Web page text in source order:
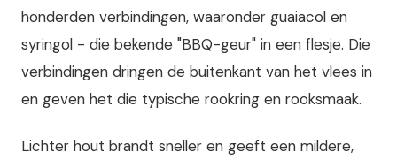
honderden verbindingen, waaronder guaiacol en
syringol - die bekende "BBQ-geur" in een flesje. Die
verbindingen dringen de buitenkant van het vlees in
en geven het die typische rookring en rooksmaak.
Lichter hout brandt sneller en geeft een mildere,